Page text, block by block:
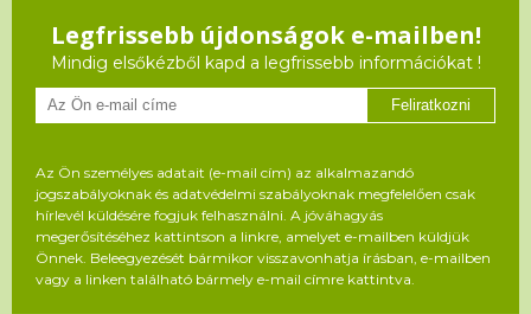
Legfrissebb újdonságok e-mailben!
Mindig elsőkézből kapd a legfrissebb információkat !
Feliratkozni
Az Ön személyes adatait (e-mail cím) az alkalmazandó
jogszabályoknak és adatvédelmi szabályoknak megfelelően csak
hírlevél küldésére fogjuk felhasználni. A jóváhagyás
megerősítéséhez kattintson a linkre, amelyet e-mailben küldjük
Önnek. Beleegyezését bármikor visszavonhatja írásban, e-mailben
vagy a linken található bármely e-mail címre kattintva.